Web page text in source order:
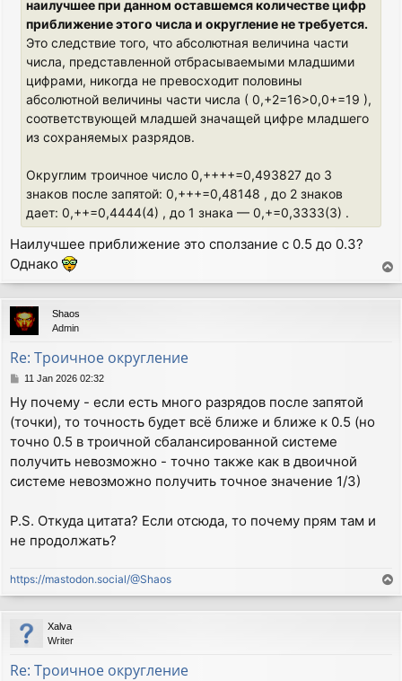
наилучшее при данном оставшемся количестве цифр
приближение этого числа и округление не требуется.
Это следствие того, что абсолютная величина части
числа, представленной отбрасываемыми младшими
цифрами, никогда не превосходит половины
абсолютной величины части числа ( 0,+2=16>0,0+=19 ),
соответствующей младшей значащей цифре младшего
из сохраняемых разрядов.
Округлим троичное число 0,++++=0,493827 до 3
знаков после запятой: 0,+++=0,48148 , до 2 знаков
дает: 0,++=0,4444(4) , до 1 знака — 0,+=0,3333(3) .
Наилучшее приближение это сползание с 0.5 до 0.3?
Однако
o
p
Shaos
Admin
Re: Троичное округление
P
s
t
11 Jan 2026 02:32
Ну почему - если есть много разрядов после запятой
(точки), то точность будет всё ближе и ближе к 0.5 (но
точно 0.5 в троичной сбалансированной системе
получить невозможно - точно также как в двоичной
системе невозможно получить точное значение 1/3)
P.S. Откуда цитата? Если отсюда, то почему прям там и
не продолжать?
https://mastodon.social/@Shaos
o
p
Xalva
Writer
Re: Троичное округление